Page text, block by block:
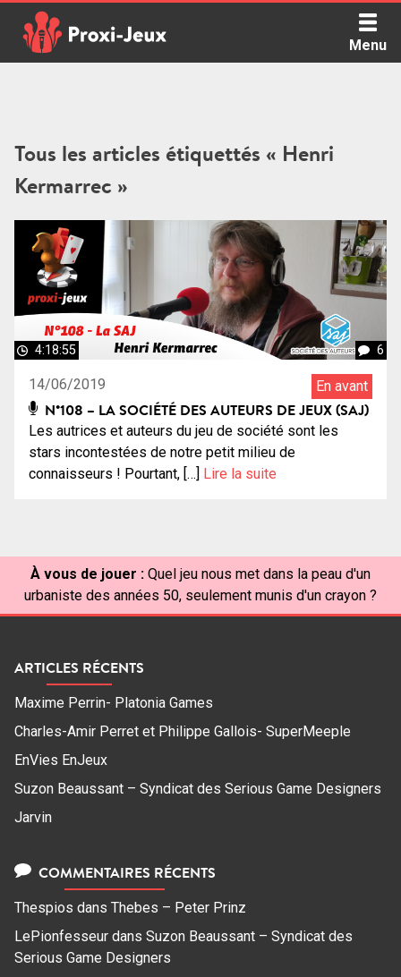
content
Menu
Tous les articles étiquettés « Henri
Kermarrec »
4:18:55 6
14/06/2019 En avant
N°108 – LA SOCIÉTÉ DES AUTEURS DE JEUX (SAJ)
Les autrices et auteurs du jeu de société sont les
stars incontestées de notre petit milieu de
connaisseurs ! Pourtant, […] Lire la suite
À vous de jouer : Quel jeu nous met dans la peau d'un
urbaniste des années 50, seulement munis d'un crayon ?
ARTICLES RÉCENTS
Maxime Perrin- Platonia Games
Charles-Amir Perret et Philippe Gallois- SuperMeeple
EnVies EnJeux
Suzon Beaussant – Syndicat des Serious Game Designers
Jarvin
COMMENTAIRES RÉCENTS
Thespios dans Thebes – Peter Prinz
LePionfesseur dans Suzon Beaussant – Syndicat des
Serious Game Designers